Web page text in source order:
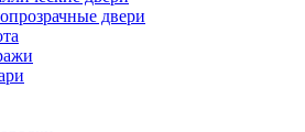
двери